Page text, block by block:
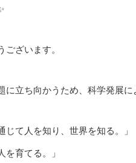
ございます。
に立ち向かうため、科学発展
じて人を知り、世界を知る。」
を育てる。」